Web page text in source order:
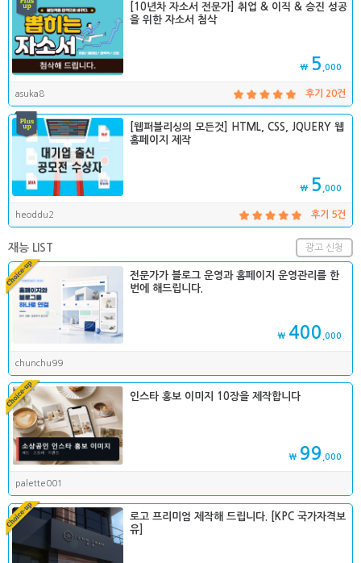
[10년차 자소서 전문가] 취업 & 이직 & 승진 성공
을 위한 자소서 첨삭
₩ 5 ,000
asuka8 후기 20건
[웹퍼블리싱의 모든것] HTML, CSS, JQUERY 웹
홈페이지 제작
₩ 5 ,000
heoddu2 후기 5건
광고 신청
재능 LIST
전문가가 블로그 운영과 홈페이지 운영관리를 한
번에 해드립니다.
₩ 400 ,000
chunchu99
인스타 홍보 이미지 10장을 제작합니다
₩ 99 ,000
palette001
로고 프리미엄 제작해 드립니다. [KPC 국가자격보
유]